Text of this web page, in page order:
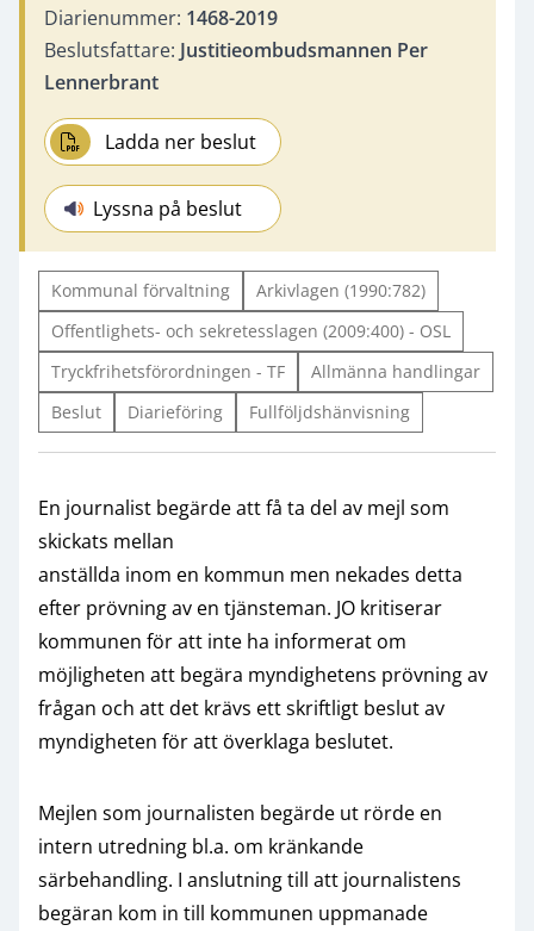
Diarienummer: 1468-2019
Beslutsfattare: Justitieombudsmannen Per
Lennerbrant
Ladda ner beslut
Lyssna på beslut
Kommunal förvaltning
Arkivlagen (1990:782)
Offentlighets- och sekretesslagen (2009:400) - OSL
Tryckfrihetsförordningen - TF
Allmänna handlingar
Beslut
Diarieföring Fullföljdshänvisning
En journalist begärde att få ta del av mejl som
skickats mellan
anställda inom en kommun men nekades detta
efter prövning av en tjänsteman. JO kritiserar
kommunen för att inte ha informerat om
möjligheten att begära myndighetens prövning av
frågan och att det krävs ett skriftligt beslut av
myndigheten för att överklaga beslutet.
Mejlen som journalisten begärde ut rörde en
intern utredning bl.a. om kränkande
särbehandling. I anslutning till att journalistens
begäran kom in till kommunen uppmanade